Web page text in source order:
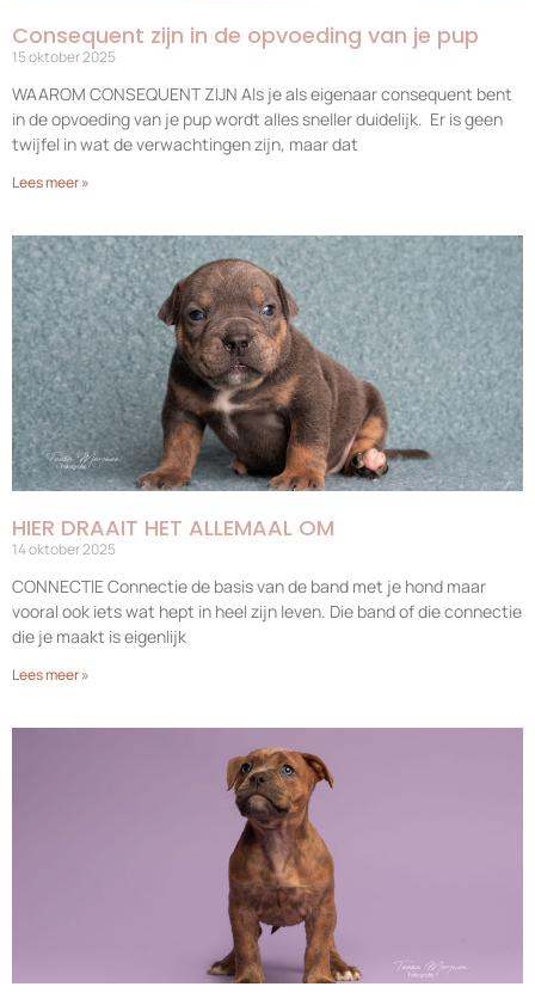
Consequent zijn in de opvoeding van je pup
15 oktober 2025
WAAROM CONSEQUENT ZIJN Als je als eigenaar consequent bent
in de opvoeding van je pup wordt alles sneller duidelijk. Er is geen
twijfel in wat de verwachtingen zijn, maar dat
Lees meer »
HIER DRAAIT HET ALLEMAAL OM
14 oktober 2025
CONNECTIE Connectie de basis van de band met je hond maar
vooral ook iets wat hept in heel zijn leven. Die band of die connectie
die je maakt is eigenlijk
Lees meer »